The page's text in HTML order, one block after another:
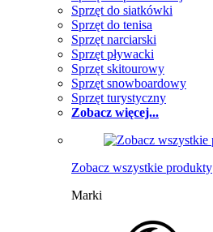
Sprzęt do siatkówki
Sprzęt do tenisa
Sprzęt narciarski
Sprzęt pływacki
Sprzęt skitourowy
Sprzęt snowboardowy
Sprzęt turystyczny
Zobacz więcej...
Zobacz wszystkie produkty
Marki